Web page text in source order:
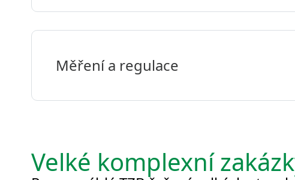
Měření a regulace
Velké komplexní